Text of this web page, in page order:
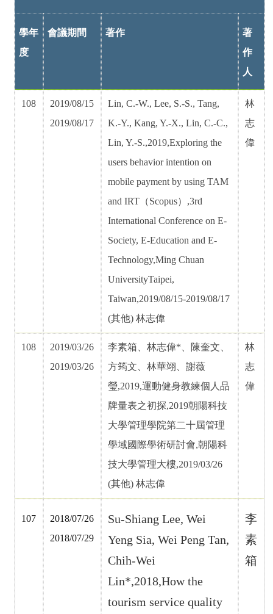
學年
度
會議期間 著作
著
作
人
108
2019/08/15
2019/08/17
Lin, C.-W., Lee, S.-S., Tang,
K.-Y., Kang, Y.-X., Lin, C.-C.,
Lin, Y.-S.,2019,Exploring the
users behavior intention on
mobile payment by using TAM
and IRT（Scopus）,3rd
International Conference on E-
Society, E-Education and E-
Technology,Ming Chuan
UniversityTaipei,
Taiwan,2019/08/15-2019/08/17
(其他) 林志偉
林
志
偉
108
2019/03/26
2019/03/26
李素箱、林志偉*、陳奎文、
方筠文、林華翊、謝薇
瑩,2019,運動健身教練個人品
牌量表之初探,2019朝陽科技
大學管理學院第二十屆管理
學域國際學術研討會,朝陽科
技大學管理大樓,2019/03/26
(其他) 林志偉
林
志
偉
107
2018/07/26
2018/07/29
Su-Shiang Lee, Wei
Yeng Sia, Wei Peng Tan,
Chih-Wei
Lin*,2018,How the
tourism service quality
李
素
箱